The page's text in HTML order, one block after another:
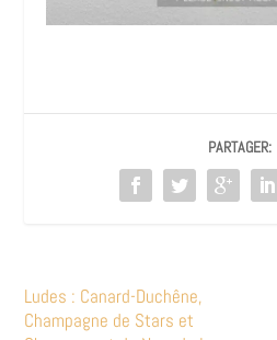
PARTAGER:
Ludes : Canard-Duchêne,
Champagne de Stars et